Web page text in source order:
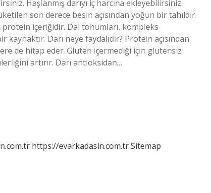
Haşlanmış darıyı iç harcına ekleyebilirsiniz.
son derece besin açısından yoğun bir tahıldır.
protein içeriğidir. Dal tohumları, kompleks
Darı neye faydalıdır? Protein açısından
de hitap eder. Gluten içermediği için glutensiz
artırır. Darı antioksidan…
https://evarkadasin.com.trSitemap